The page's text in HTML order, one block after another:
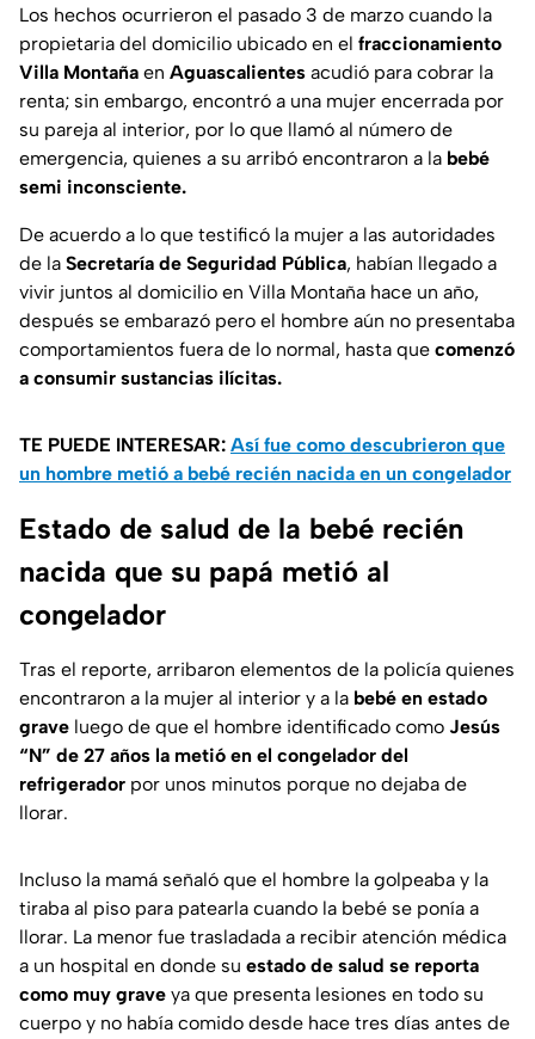
Los hechos ocurrieron el pasado 3 de marzo cuando la
propietaria del domicilio ubicado en el fraccionamiento
Villa Montaña en Aguascalientes acudió para cobrar la
renta; sin embargo, encontró a una mujer encerrada por
su pareja al interior, por lo que llamó al número de
emergencia, quienes a su arribó encontraron a la bebé
semi inconsciente.
De acuerdo a lo que testificó la mujer a las autoridades
de la Secretaría de Seguridad Pública, habían llegado a
vivir juntos al domicilio en Villa Montaña hace un año,
después se embarazó pero el hombre aún no presentaba
comportamientos fuera de lo normal, hasta que comenzó
a consumir sustancias ilícitas.
TE PUEDE INTERESAR: Así fue como descubrieron que
un hombre metió a bebé recién nacida en un congelador
Estado de salud de la bebé recién
nacida que su papá metió al
congelador
Tras el reporte, arribaron elementos de la policía quienes
encontraron a la mujer al interior y a la bebé en estado
grave luego de que el hombre identificado como Jesús
“N” de 27 años la metió en el congelador del
refrigerador por unos minutos porque no dejaba de
llorar.
Incluso la mamá señaló que el hombre la golpeaba y la
tiraba al piso para patearla cuando la bebé se ponía a
llorar. La menor fue trasladada a recibir atención médica
a un hospital en donde su estado de salud se reporta
como muy grave ya que presenta lesiones en todo su
cuerpo y no había comido desde hace tres días antes de